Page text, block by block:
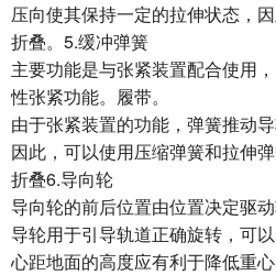
压向使其保持一定的拉伸状态，
折叠。5.缓冲弹簧
主要功能是与张紧装置配合使用
性张紧功能。履带。
由于张紧装置的功能，弹簧推动
因此，可以使用压缩弹簧和拉伸
折叠6.导向轮
导向轮的前后位置由位置决定驱
导轮用于引导轨道正确旋转，可
心距地面的高度应有利于降低重心